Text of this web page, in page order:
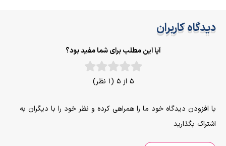
دیدگاه کاربران
آیا این مطلب برای شما مفید بود؟
5 از 5 (1 نظر)
با افزودن دیدگاه خود ما را همراهی کرده و نظر خود را با دیگران به
اشتراک بگذارید